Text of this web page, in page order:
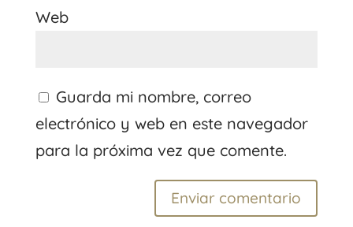
Web
Guarda mi nombre, correo
electrónico y web en este navegador
para la próxima vez que comente.